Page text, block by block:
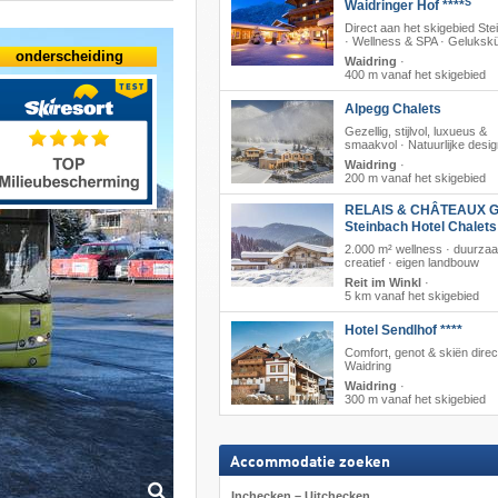
onderscheiding
Waidringer Hof ****
Direct aan het skigebied
· Wellness & SPA ·
Waidring ·
400 m vanaf het skigebied
Alpegg Chalets
Gezellig, stijlvol, luxueus &
smaakvol · Natuurlijke
Waidring ·
200 m vanaf het skigebied
RELAIS & CHÂTEAUX
Steinbach Hotel Chalets
2.000 m² wellness ·
creatief · eigen landbouw
Reit im Winkl·
5 km vanaf het skigebied
Hotel Sendlhof ****
Comfort, genot & skiën
Waidring
Waidring ·
300 m vanaf het skigebied
Accommodatie zoeken